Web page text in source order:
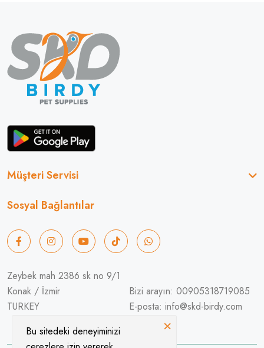
Müşteri Servisi
Sosyal Bağlantılar
Zeybek mah 2386 sk no 9/1
Konak / İzmir
TURKEY
Bizi arayın: 00905318719085
E-posta: info@skd-birdy.com
Bu sitedeki deneyiminizi
×